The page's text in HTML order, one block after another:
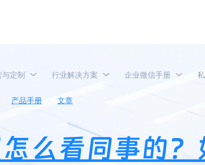
定制 行业解决方案 企业微信手册
产品手册 文章 企业微信汇报怎么看同事的？如
么看同事的？